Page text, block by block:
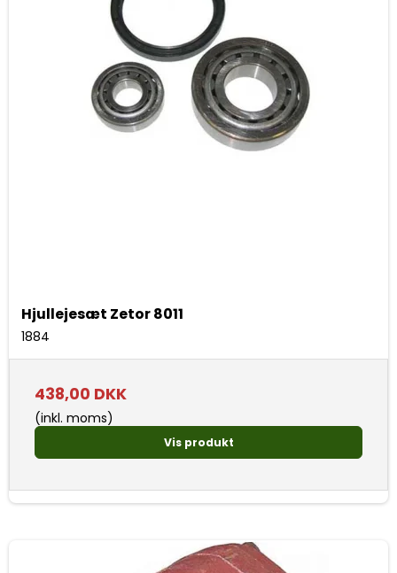
Hjullejesæt Zetor 8011
1884
438,00 DKK
(inkl. moms)
Vis produkt